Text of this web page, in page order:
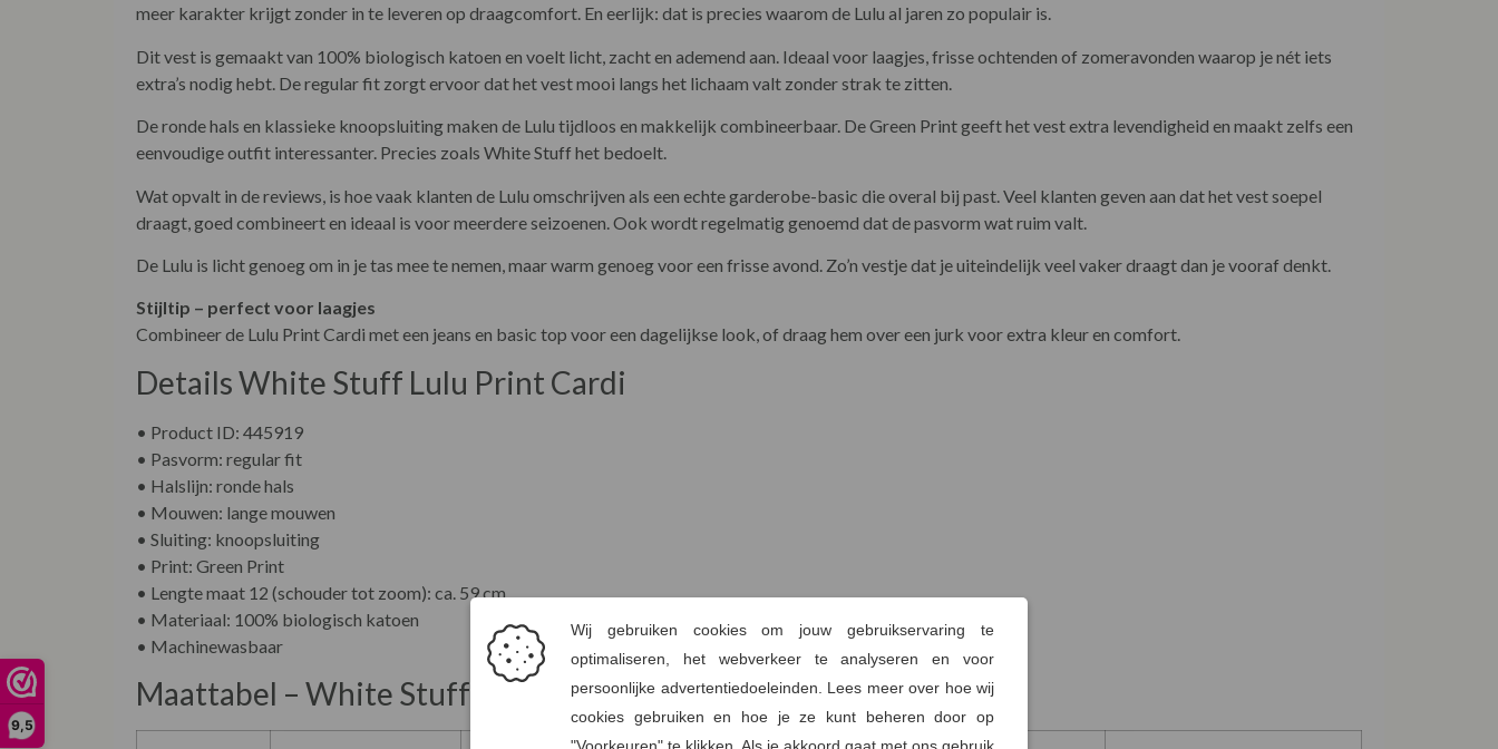
9,5
meer karakter krijgt zonder in te leveren op draagcomfort. En eerlijk: dat is precies waarom de Lulu al jaren zo populair is.
Dit vest is gemaakt van 100% biologisch katoen en voelt licht, zacht en ademend aan. Ideaal voor laagjes, frisse ochtenden of zomeravonden waarop je nét iets
extra’s nodig hebt. De regular fit zorgt ervoor dat het vest mooi langs het lichaam valt zonder strak te zitten.
De ronde hals en klassieke knoopsluiting maken de Lulu tijdloos en makkelijk combineerbaar. De Green Print geeft het vest extra levendigheid en maakt zelfs een
eenvoudige outfit interessanter. Precies zoals White Stuff het bedoelt.
Wat opvalt in de reviews, is hoe vaak klanten de Lulu omschrijven als een echte garderobe-basic die overal bij past. Veel klanten geven aan dat het vest soepel
draagt, goed combineert en ideaal is voor meerdere seizoenen. Ook wordt regelmatig genoemd dat de pasvorm wat ruim valt.
De Lulu is licht genoeg om in je tas mee te nemen, maar warm genoeg voor een frisse avond. Zo’n vestje dat je uiteindelijk veel vaker draagt dan je vooraf denkt.
Stijltip – perfect voor laagjes
Combineer de Lulu Print Cardi met een jeans en basic top voor een dagelijkse look, of draag hem over een jurk voor extra kleur en comfort.
Details White Stuff Lulu Print Cardi
• Product ID: 445919
• Pasvorm: regular fit
• Halslijn: ronde hals
• Mouwen: lange mouwen
• Sluiting: knoopsluiting
• Print: Green Print
• Lengte maat 12 (schouder tot zoom): ca. 59 cm
• Materiaal: 100% biologisch katoen
• Machinewasbaar
Maattabel – White Stuff